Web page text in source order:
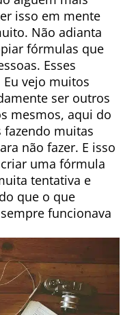
isso em mente
Não adianta
fórmulas que
Esses
vejo muitos
ser outros
mesmos, aqui do
fazendo muitas
não fazer. E isso
uma fórmula
tentativa e
que o que
funcionava